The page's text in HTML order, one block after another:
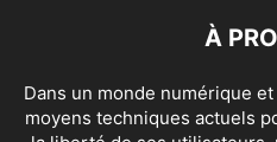
À
Dans un monde numérique
moyens techniques actuels